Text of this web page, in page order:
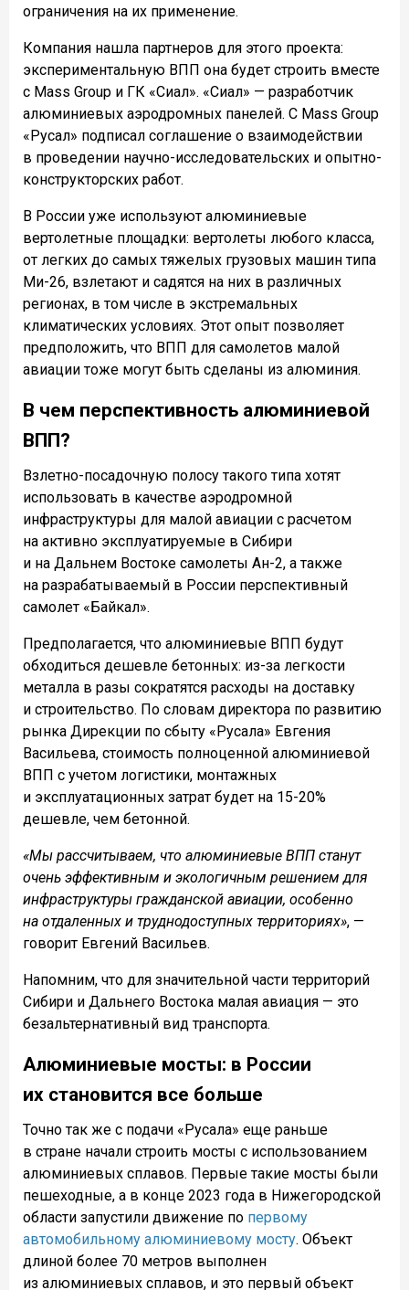
ограничения на их применение.
Компания нашла партнеров для этого проекта:
экспериментальную ВПП она будет строить вместе
с Mass Group и ГК «Сиал». «Сиал» — разработчик
алюминиевых аэродромных панелей. С Mass Group
«Русал» подписал соглашение о взаимодействии
в проведении научно-исследовательских и опытно-
конструкторских работ.
В России уже используют алюминиевые
вертолетные площадки: вертолеты любого класса,
от легких до самых тяжелых грузовых машин типа
Ми-26, взлетают и садятся на них в различных
регионах, в том числе в экстремальных
климатических условиях. Этот опыт позволяет
предположить, что ВПП для самолетов малой
авиации тоже могут быть сделаны из алюминия.
В чем перспективность алюминиевой
ВПП?
Взлетно-посадочную полосу такого типа хотят
использовать в качестве аэродромной
инфраструктуры для малой авиации с расчетом
на активно эксплуатируемые в Сибири
и на Дальнем Востоке самолеты Ан-2, а также
на разрабатываемый в России перспективный
самолет «Байкал».
Предполагается, что алюминиевые ВПП будут
обходиться дешевле бетонных: из-за легкости
металла в разы сократятся расходы на доставку
и строительство. По словам директора по развитию
рынка Дирекции по сбыту «Русала» Евгения
Васильева, стоимость полноценной алюминиевой
ВПП с учетом логистики, монтажных
и эксплуатационных затрат будет на 15-20%
дешевле, чем бетонной.
«Мы рассчитываем, что алюминиевые ВПП станут
очень эффективным и экологичным решением для
инфраструктуры гражданской авиации, особенно
на отдаленных и труднодоступных территориях», —
говорит Евгений Васильев.
Напомним, что для значительной части территорий
Сибири и Дальнего Востока малая авиация — это
безальтернативный вид транспорта.
Алюминиевые мосты: в России
их становится все больше
Точно так же с подачи «Русала» еще раньше
в стране начали строить мосты с использованием
алюминиевых сплавов. Первые такие мосты были
пешеходные, а в конце 2023 года в Нижегородской
области запустили движение по первому
автомобильному алюминиевому мосту. Объект
длиной более 70 метров выполнен
из алюминиевых сплавов, и это первый объект